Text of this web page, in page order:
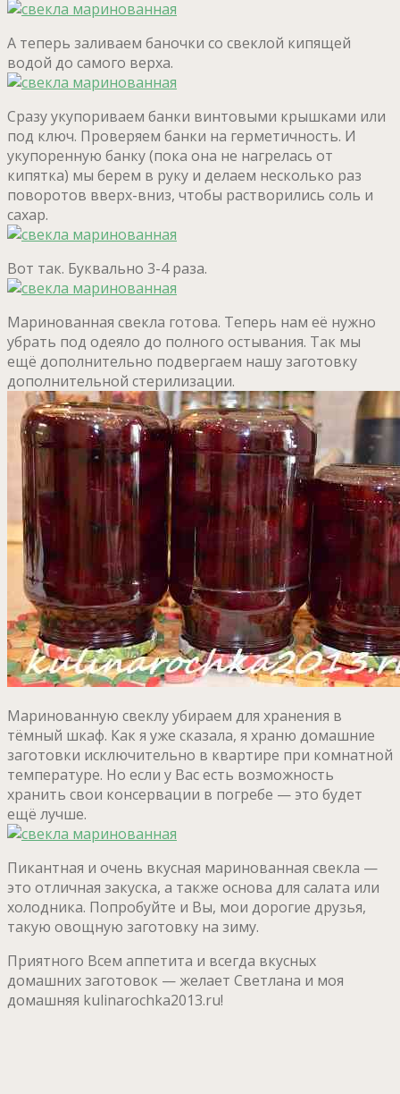
А теперь заливаем баночки со свеклой кипящей
водой до самого верха.
Сразу укупориваем банки винтовыми крышками или
под ключ. Проверяем банки на герметичность. И
укупоренную банку (пока она не нагрелась от
кипятка) мы берем в руку и делаем несколько раз
поворотов вверх-вниз, чтобы растворились соль и
сахар.
Вот так. Буквально 3-4 раза.
Маринованная свекла готова. Теперь нам её нужно
убрать под одеяло до полного остывания. Так мы
ещё дополнительно подвергаем нашу заготовку
дополнительной стерилизации.
Маринованную свеклу убираем для хранения в
тёмный шкаф. Как я уже сказала, я храню домашние
заготовки исключительно в квартире при комнатной
температуре. Но если у Вас есть возможность
хранить свои консервации в погребе — это будет
ещё лучше.
Пикантная и очень вкусная маринованная свекла —
это отличная закуска, а также основа для салата или
холодника. Попробуйте и Вы, мои дорогие друзья,
такую овощную заготовку на зиму.
Приятного Всем аппетита и всегда вкусных
домашних заготовок — желает Светлана и моя
домашняя kulinarochka2013.ru!